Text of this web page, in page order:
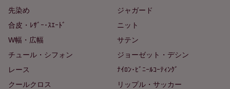
先染め
ジャガード
合皮・ﾚｻﾞｰ･ｽｴｰﾄﾞ
ニット
W幅・広幅
サテン
チュール・シフォン
ジョーゼット・デシン
レース
ﾅｲﾛﾝ･ﾋﾞﾆｰﾙｺｰﾃｨﾝｸﾞ
クールクロス
リップル・サッカー